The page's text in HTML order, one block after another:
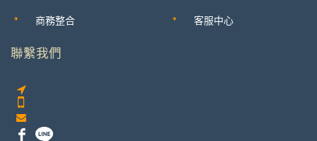
商務整合 客服中心
聯繫我們